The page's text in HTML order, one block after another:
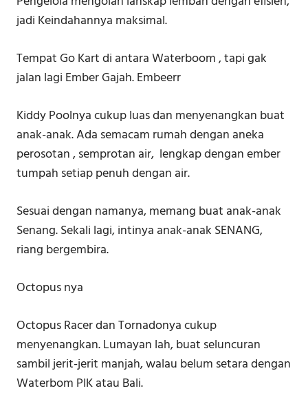
jadi Keindahannya maksimal.
Tempat Go Kart di antara Waterboom , tapi gak
jalan lagi Ember Gajah. Embeerr
Kiddy Poolnya cukup luas dan menyenangkan buat
anak-anak. Ada semacam rumah dengan aneka
perosotan , semprotan air, lengkap dengan ember
tumpah setiap penuh dengan air.
Sesuai dengan namanya, memang buat anak-anak
Senang. Sekali lagi, intinya anak-anak SENANG,
riang bergembira.
Octopus nya
Octopus Racer dan Tornadonya cukup
menyenangkan. Lumayan lah, buat seluncuran
sambil jerit-jerit manjah, walau belum setara dengan
Waterbom PIK atau Bali.